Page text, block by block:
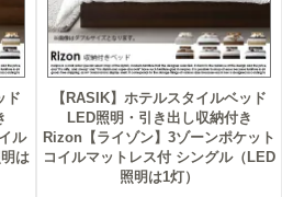
ド
ル
は
【RASIK】ホテルスタイルベッド
LED照明・引き出し収納付き
Rizon【ライゾン】3ゾーンポケット
コイルマットレス付 シングル（LED
照明は1灯）